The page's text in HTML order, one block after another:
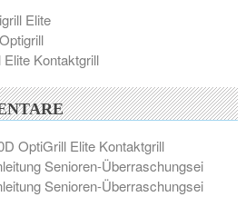
Elite
Kontaktgrill
OptiGrill Elite Kontaktgrill
Senioren-Überraschungsei
Senioren-Überraschungsei